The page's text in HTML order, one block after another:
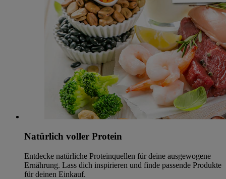
Natürlich voller Protein
Entdecke natürliche Proteinquellen für deine ausgewogene
Ernährung. Lass dich inspirieren und finde passende Produkte
für deinen Einkauf.